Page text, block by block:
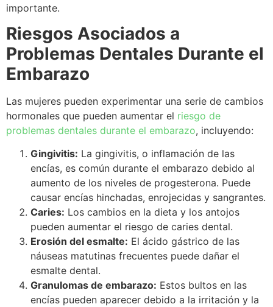
importante.
Riesgos Asociados a
Problemas Dentales Durante el
Embarazo
Las mujeres pueden experimentar una serie de cambios
hormonales que pueden aumentar el riesgo de
problemas dentales durante el embarazo, incluyendo:
Gingivitis: La gingivitis, o inflamación de las
encías, es común durante el embarazo debido al
aumento de los niveles de progesterona. Puede
causar encías hinchadas, enrojecidas y sangrantes.
Caries: Los cambios en la dieta y los antojos
pueden aumentar el riesgo de caries dental.
Erosión del esmalte: El ácido gástrico de las
náuseas matutinas frecuentes puede dañar el
esmalte dental.
Granulomas de embarazo: Estos bultos en las
encías pueden aparecer debido a la irritación y la